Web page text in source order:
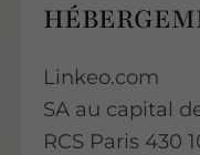
Linkeo.com
SA au capital
RCS Paris 430